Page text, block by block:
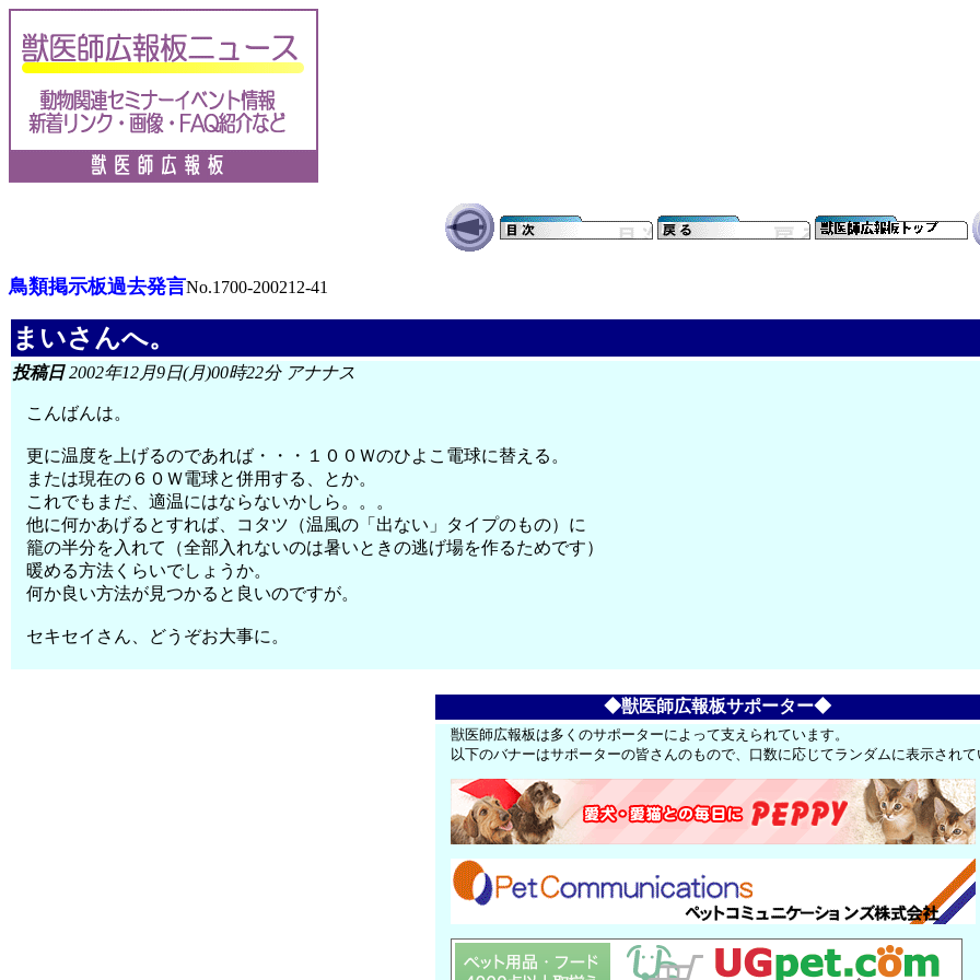
鳥類掲示板過去発言No.1700-200212-41
まいさんへ。
投稿日2002年12月9日(月)00時22分 アナナス
こんばんは。
更に温度を上げるのであれば・・・１００Ｗのひよこ電球に替える。
または現在の６０Ｗ電球と併用する、とか。
これでもまだ、適温にはならないかしら。。。
他に何かあげるとすれば、コタツ（温風の「出ない」タイプのもの）に
籠の半分を入れて（全部入れないのは暑いときの逃げ場を作るためです）
暖める方法くらいでしょうか。
何か良い方法が見つかると良いのですが。
セキセイさん、どうぞお大事に。
◆獣医師広報板サポーター◆
獣医師広報板は多くのサポーターによって支えられています。
以下のバナーはサポーターの皆さんのもので、口数に応じてランダムに表示され